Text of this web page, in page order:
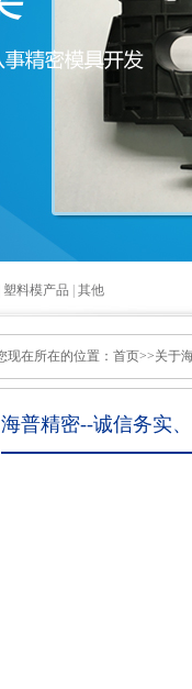
塑料模产品 其他
在所在的位置： 首页>>关于
海普精密--诚信务实